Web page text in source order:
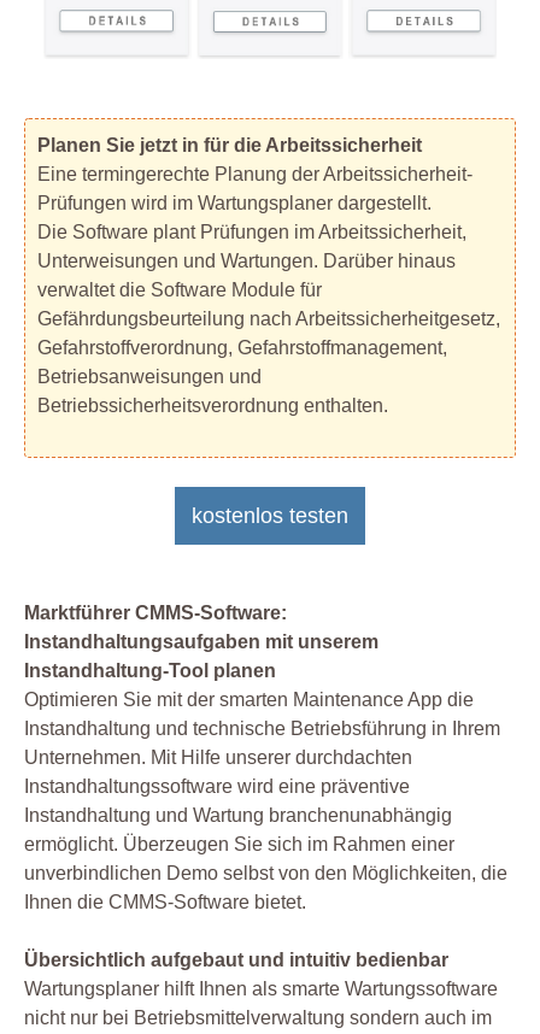
Planen Sie jetzt in für die Arbeitssicherheit
Eine termingerechte Planung der Arbeitssicherheit-
Prüfungen wird im Wartungsplaner dargestellt.
Die Software plant Prüfungen im Arbeitssicherheit,
Unterweisungen und Wartungen. Darüber hinaus
verwaltet die Software Module für
Gefährdungsbeurteilung nach Arbeitssicherheitgesetz,
Gefahrstoffverordnung, Gefahrstoffmanagement,
Betriebsanweisungen und
Betriebssicherheitsverordnung enthalten.
kostenlos testen
Marktführer CMMS-Software:
Instandhaltungsaufgaben mit unserem
Instandhaltung-Tool planen
Optimieren Sie mit der smarten Maintenance App die
Instandhaltung und technische Betriebsführung in Ihrem
Unternehmen. Mit Hilfe unserer durchdachten
Instandhaltungssoftware wird eine präventive
Instandhaltung und Wartung branchenunabhängig
ermöglicht. Überzeugen Sie sich im Rahmen einer
unverbindlichen Demo selbst von den Möglichkeiten, die
Ihnen die CMMS-Software bietet.
Übersichtlich aufgebaut und intuitiv bedienbar
Wartungsplaner hilft Ihnen als smarte Wartungssoftware
nicht nur bei Betriebsmittelverwaltung sondern auch im